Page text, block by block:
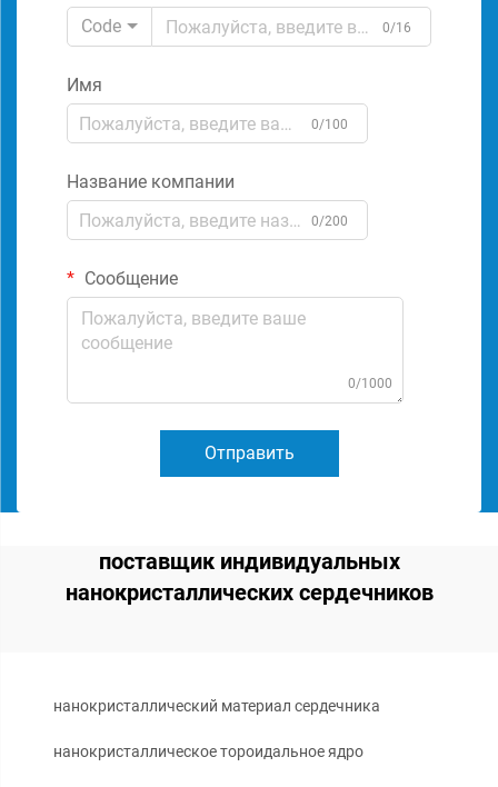
Code
0/16
Имя
0/100
Название компании
0/200
Сообщение
0/1000
Отправить
поставщик индивидуальных
нанокристаллических сердечников
нанокристаллический материал сердечника
нанокристаллическое тороидальное ядро